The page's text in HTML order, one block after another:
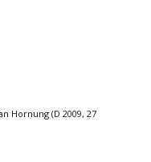
Hornung (D 2009, 27